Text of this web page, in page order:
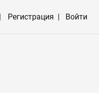
Регистрация Войти